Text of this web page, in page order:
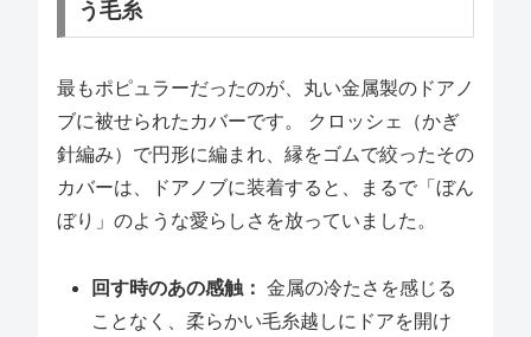
う毛糸
最もポピュラーだったのが、丸い金属製のドアノ
ブに被せられたカバーです。 クロッシェ（かぎ
針編み）で円形に編まれ、縁をゴムで絞ったその
カバーは、ドアノブに装着すると、まるで「ぼん
ぼり」のような愛らしさを放っていました。
回す時のあの感触： 金属の冷たさを感じる
ことなく、柔らかい毛糸越しにドアを開け